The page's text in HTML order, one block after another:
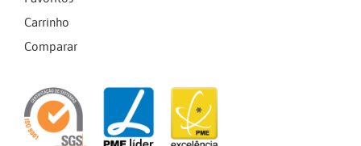
Carrinho
Comparar